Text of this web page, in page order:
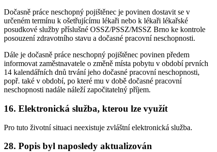
Dočasně práce neschopný pojištěnec je povinen dostavit se v
určeném termínu k ošetřujícímu lékaři nebo k lékaři lékařské
posudkové služby příslušné OSSZ/PSSZ/MSSZ Brno ke kontrole
posouzení zdravotního stavu a dočasné pracovní neschopnosti.
Dále je dočasně práce neschopný pojištěnec povinen předem
informovat zaměstnavatele o změně místa pobytu v období prvních
14 kalendářních dnů trvání jeho dočasné pracovní neschopnosti,
popř. také v období, po které mu v době dočasné pracovní
neschopnosti nadále náleží započitatelný příjem.
16. Elektronická služba, kterou lze využít
Pro tuto životní situaci neexistuje zvláštní elektronická služba.
28. Popis byl naposledy aktualizován